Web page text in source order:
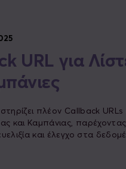
URL για
πλέον Callback URLs
και Καμπάνιας, παρέχοντας
και έλεγχο στα